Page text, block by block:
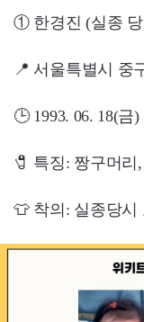
① 한경진 (실종 당
📍 서울특별시 중
🕒 1993. 06. 18(금)
🧷 특징: 짱구머리
👕 착의: 실종당시